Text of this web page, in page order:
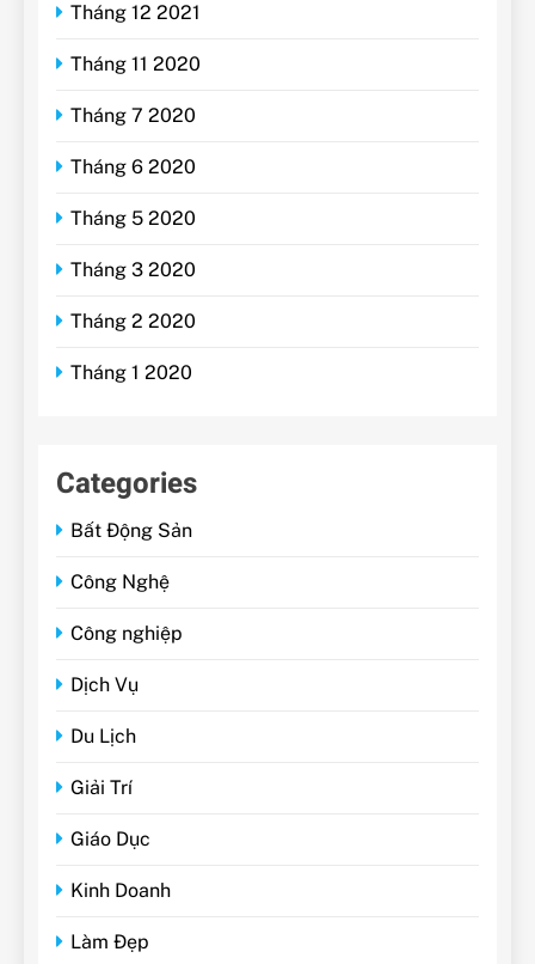
Tháng 12 2021
Tháng 11 2020
Tháng 7 2020
Tháng 6 2020
Tháng 5 2020
Tháng 3 2020
Tháng 2 2020
Tháng 1 2020
Categories
Bất Động Sản
Công Nghệ
Công nghiệp
Dịch Vụ
Du Lịch
Giải Trí
Giáo Dục
Kinh Doanh
Làm Đẹp